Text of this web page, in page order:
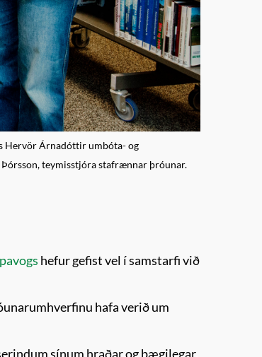
Hervör Árnadóttir umbóta- og
teymisstjóra stafrænnar þróunar.
hefur gefist vel í samstarfi við
hafa verið um
sínum hraðar og þægilegar,